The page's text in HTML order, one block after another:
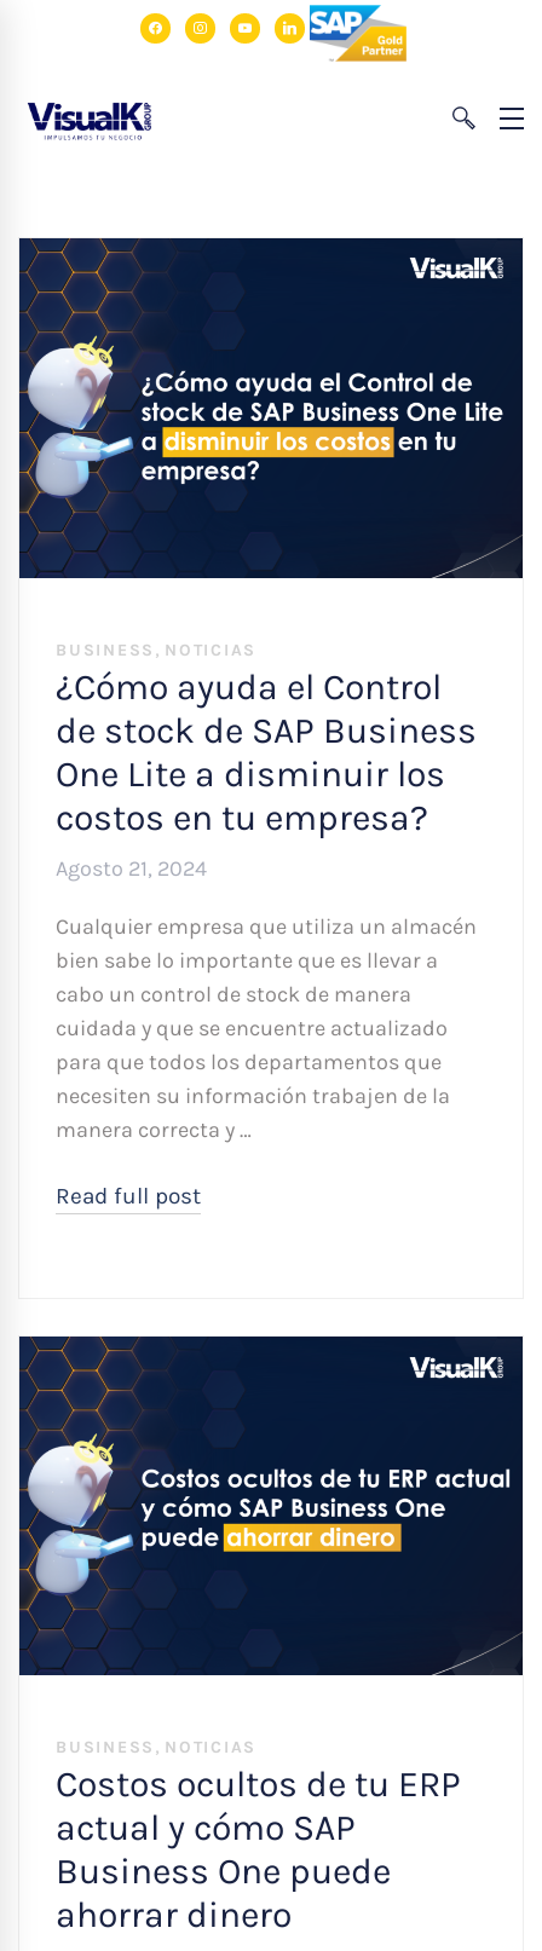
facebookinstagram
youtubelinkedin
BUSINESS , NOTICIAS
¿Cómo ayuda el Control
de stock de SAP Business
One Lite a disminuir los
costos en tu empresa?
Agosto 21, 2024
Cualquier empresa que utiliza un almacén
bien sabe lo importante que es llevar a
cabo un control de stock de manera
cuidada y que se encuentre actualizado
para que todos los departamentos que
necesiten su información trabajen de la
manera correcta y …
Read full post
BUSINESS , NOTICIAS
Costos ocultos de tu ERP
actual y cómo SAP
Business One puede
ahorrar dinero